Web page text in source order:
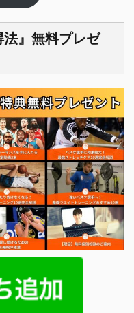
法』無料プレゼ